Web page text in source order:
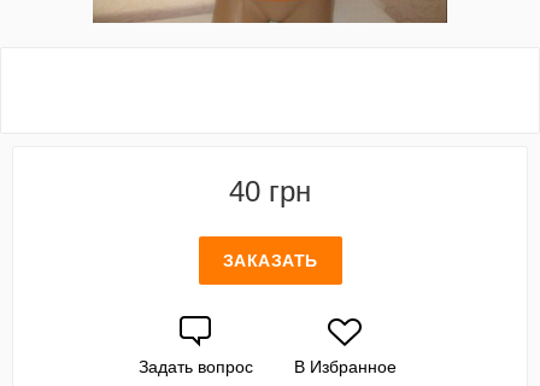
40 грн
ЗАКАЗАТЬ
Задать вопрос В Избранное